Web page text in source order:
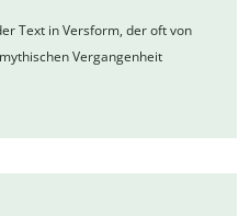
Text in Versform, der oft von
Vergangenheit